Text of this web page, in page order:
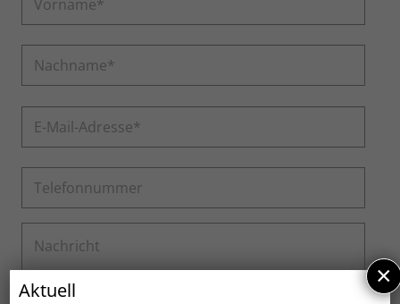
lasse
Feld
leer.
Aktuell ×